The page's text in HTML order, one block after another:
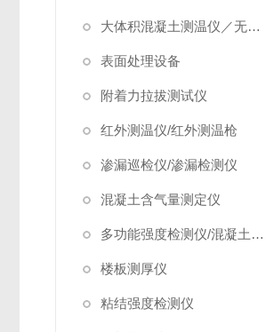
大体积混凝土测温仪／无线测温仪
表面处理设备
附着力拉拔测试仪
红外测温仪/红外测温枪
渗漏巡检仪/渗漏检测仪
混凝土含气量测定仪
多功能强度检测仪/混凝土强度检测仪
楼板测厚仪
粘结强度检测仪